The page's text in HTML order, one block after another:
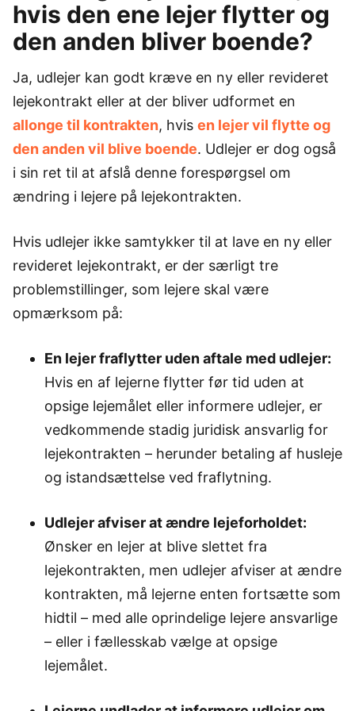
hvis den ene lejer flytter og
den anden bliver boende?
Ja, udlejer kan godt kræve en ny eller revideret
lejekontrakt eller at der bliver udformet en
allonge til kontrakten, hvis en lejer vil flytte og
den anden vil blive boende. Udlejer er dog også
i sin ret til at afslå denne forespørgsel om
ændring i lejere på lejekontrakten.
Hvis udlejer ikke samtykker til at lave en ny eller
revideret lejekontrakt, er der særligt tre
problemstillinger, som lejere skal være
opmærksom på:
En lejer fraflytter uden aftale med udlejer:
Hvis en af lejerne flytter før tid uden at
opsige lejemålet eller informere udlejer, er
vedkommende stadig juridisk ansvarlig for
lejekontrakten – herunder betaling af husleje
og istandsættelse ved fraflytning.
Udlejer afviser at ændre lejeforholdet:
Ønsker en lejer at blive slettet fra
lejekontrakten, men udlejer afviser at ændre
kontrakten, må lejerne enten fortsætte som
hidtil – med alle oprindelige lejere ansvarlige
– eller i fællesskab vælge at opsige
lejemålet.